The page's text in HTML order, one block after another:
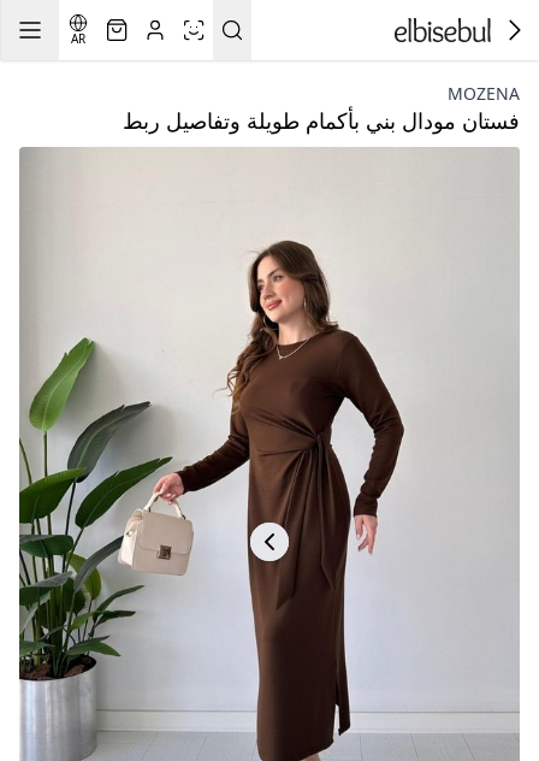
AR
MOZENA
فستان مودال بني بأكمام طويلة وتفاصيل ربط